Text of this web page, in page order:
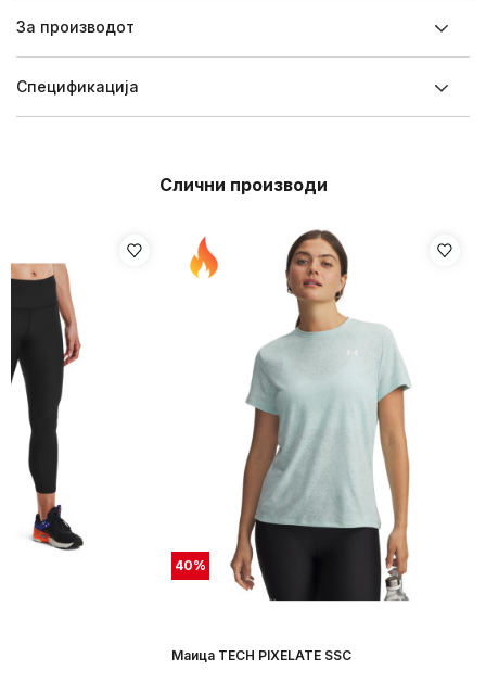
За производот
Спецификацијa
Слични производи
40%
Маица TECH PIXELATE SSC